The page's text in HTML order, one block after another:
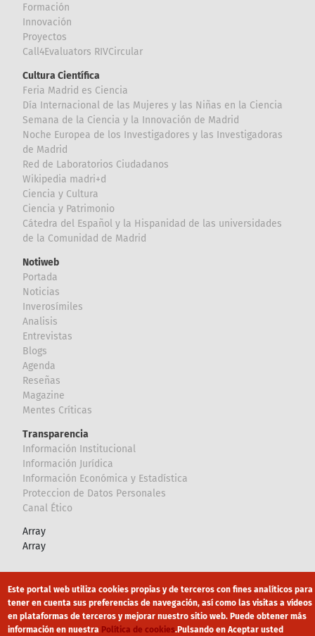
Formación
Innovación
Proyectos
Call4Evaluators RIVCircular
Cultura Científica
Feria Madrid es Ciencia
Día Internacional de las Mujeres y las Niñas en la Ciencia
Semana de la Ciencia y la Innovación de Madrid
Noche Europea de los Investigadores y las Investigadoras
de Madrid
Red de Laboratorios Ciudadanos
Wikipedia madri+d
Ciencia y Cultura
Ciencia y Patrimonio
Cátedra del Español y la Hispanidad de las universidades
de la Comunidad de Madrid
Notiweb
Portada
Noticias
Inverosímiles
Analisis
Entrevistas
Blogs
Agenda
Reseñas
Magazine
Mentes Críticas
Transparencia
Información Institucional
Información Jurídica
Información Económica y Estadística
Proteccion de Datos Personales
Canal Ético
Array
Array
Canal Ético eduroam Mapa Web
Política privacidad Política de cookies Aviso legal
Este portal web utiliza cookies propias y de terceros con fines analíticos para
tener en cuenta sus preferencias de navegación, así como las visitas a vídeos
en plataformas de terceros y mejorar nuestro sitio web. Puede obtener más
información en nuestra Política de cookies.Pulsando en Aceptar usted